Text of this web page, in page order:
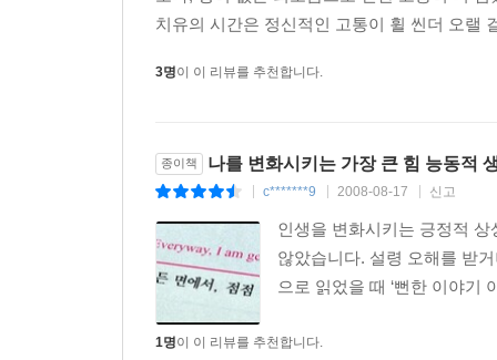
치유의 시간은 정신적인 고통이 휠 씬더 오랠
3명이 이 리뷰를 추천합니다.
종이책 나를 변화시키는 가장 큰 힘 능동적
c*******9 2008-08-17 신고
인생을 변화시키는 긍정적
않았습니다. 설령 오해를 받
으로 읽었을 때 ‘뻔한 이야기
1명이 이 리뷰를 추천합니다.